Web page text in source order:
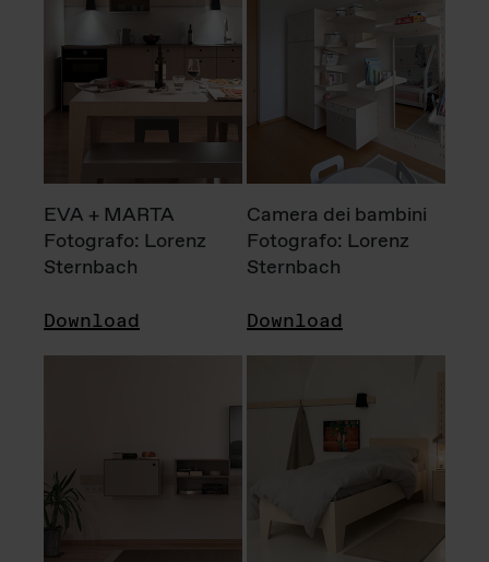
EVA + MARTA
Fotografo: Lorenz
Sternbach
Download
Camera dei bambini
Fotografo: Lorenz
Sternbach
Download